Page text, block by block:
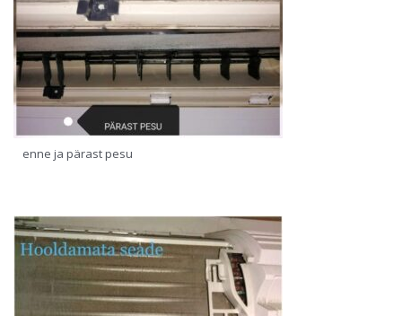
enne ja pärast pesu